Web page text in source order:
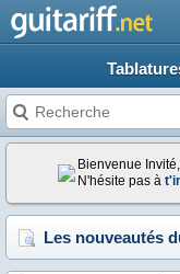
Bienvenue Invité,
N'hésite pas à
Les nouveautés